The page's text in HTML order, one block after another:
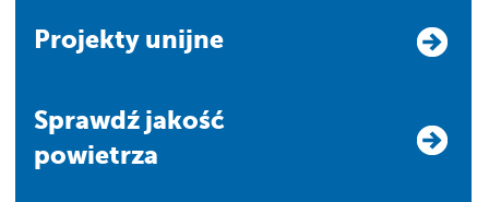
Projekty unijne
Sprawdź jakość
powietrza